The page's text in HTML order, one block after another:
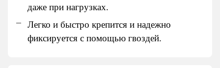
даже при нагрузках.
Легко и быстро крепится и надежно
фиксируется с помощью гвоздей.